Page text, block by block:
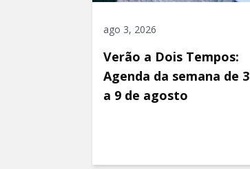
ago 3, 2026
Verão a Dois Tempos:
Agenda da semana de 3
a 9 de agosto